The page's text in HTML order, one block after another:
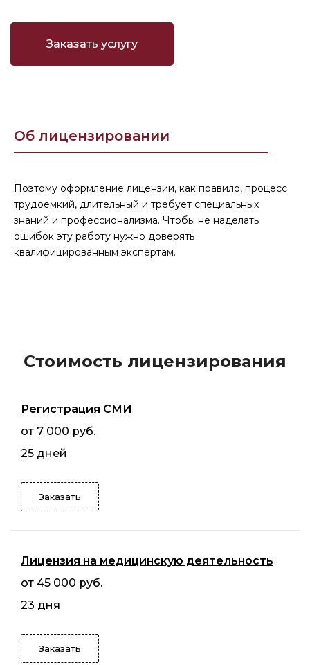
Заказать услугу
Об лицензировании
Поэтому оформление лицензии, как правило, процесс
трудоемкий, длительный и требует специальных
знаний и профессионализма. Чтобы не наделать
ошибок эту работу нужно доверять
квалифицированным экспертам.
Стоимость лицензирования
Регистрация СМИ
от 7 000 руб.
25 дней
Заказать
Лицензия на медицинскую деятельность
от 45 000 руб.
23 дня
Заказать